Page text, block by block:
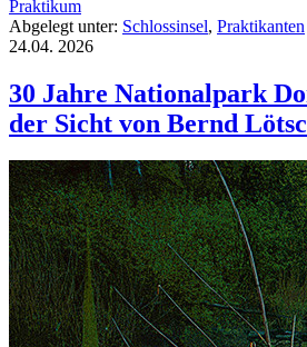
Praktikum
Abgelegt unter: Schlossinsel, Praktikanten
24.04. 2026
30 Jahre Nationalpark
der Sicht von Bernd